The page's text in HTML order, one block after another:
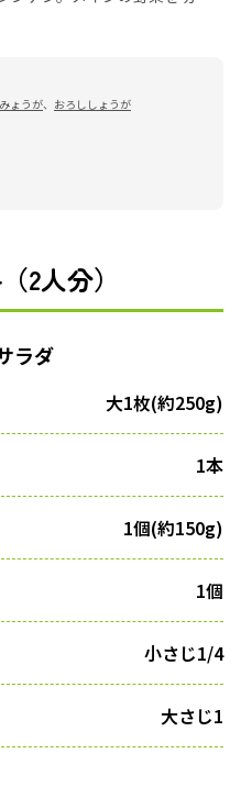
みょうが、 おろししょうが
2人分）
ラダ
大1枚(約250g)
1本
1個(約150g)
1個
小さじ1/4
大さじ1